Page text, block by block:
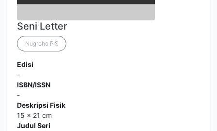
Seni Letter
Nugroho P.S
Edisi
-
ISBN/ISSN
-
Deskripsi Fisik
15 x 21 cm
Judul Seri